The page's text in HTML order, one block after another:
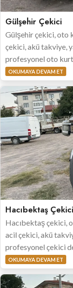
Gülşehir Çekici
Gülşehir çekici, oto
çekici, akü takviye,
profesyonel oto
OKUMAYA DEVAM ET
Hacıbektaş Çekici
Hacıbektaş çekici,
acil çekici, akü
profesyonel çekici
OKUMAYA DEVAM ET